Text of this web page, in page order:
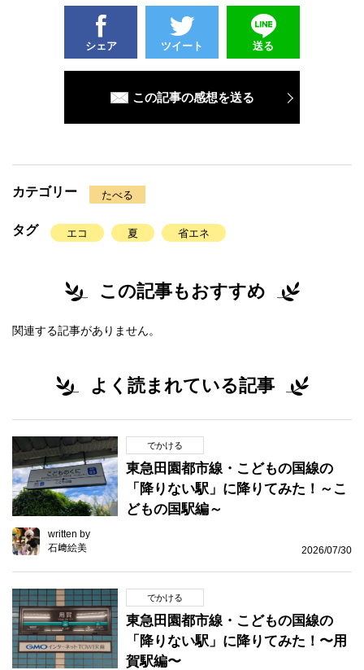
シェア ツイート 送る
この記事の感想を送る
カテゴリー たべる
タグ エコ 夏 省エネ
この記事もおすすめ
関連する記事がありません。
よく読まれている記事
でかける
東急田園都市線・こどもの国線の
「降りない駅」に降りてみた！～こ
どもの国駅編～
written by
石﨑絵美
2026/07/30
でかける
東急田園都市線・こどもの国線の
「降りない駅」に降りてみた！〜用
賀駅編〜